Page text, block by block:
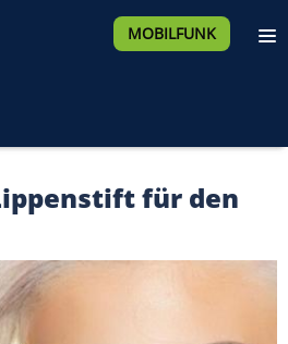
MOBILFUNK
für den